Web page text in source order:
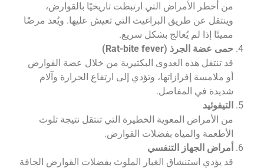
من أخطر الأمراض التي ارتبطت تاريخيًا بالقوارض،
وينتقل عن طريق البراغيث التي تعيش عليها. ويُعد مرضًا
مميتًا إذا لم يُعالج بشكل سريع.
حمى عضة الجرذ (Rat-bite fever)
قد تنتقل هذه العدوى البكتيرية من خلال عضة القوارض
أو ملامسة إفرازاتها، وتؤدي إلى ارتفاع الحرارة وآلام
شديدة في المفاصل.
التيفوئيد
من الأمراض المعوية الخطيرة التي تنتقل نتيجة تلوث
الأطعمة والمياه بفضلات القوارض.
أمراض الجهاز التنفسي
قد يؤدي استنشاق الغبار الملوث بفضلات القوارض الجافة